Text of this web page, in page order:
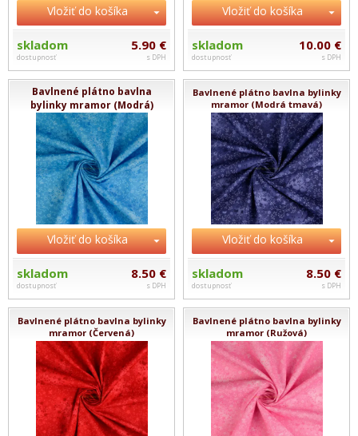
Vložiť do košíka
skladom
dostupnosť
5.90 €
s DPH
Vložiť do košíka
skladom
dostupnosť
10.00 €
s DPH
Bavlnené plátno bavlna
bylinky mramor (Modrá)
Vložiť do košíka
skladom
dostupnosť
8.50 €
s DPH
Bavlnené plátno bavlna bylinky
mramor (Modrá tmavá)
Vložiť do košíka
skladom
dostupnosť
8.50 €
s DPH
Bavlnené plátno bavlna bylinky
mramor (Červená)
Bavlnené plátno bavlna bylinky
mramor (Ružová)